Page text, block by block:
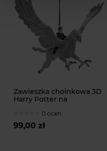
Zawieszka choinkowa 3D
Harry Potter na
od J.K. Rowling
0 ocen
99,00 zł